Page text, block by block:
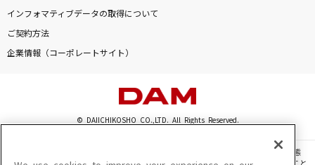
インフォマティブデータの取得について
ご契約方法
企業情報（コーポレートサイト）
© DAIICHIKOSHO CO.,LTD. All Rights Reserved.
このサイトに掲載されている一切の文章・画像・写真・動画・音声等を、手段や形態